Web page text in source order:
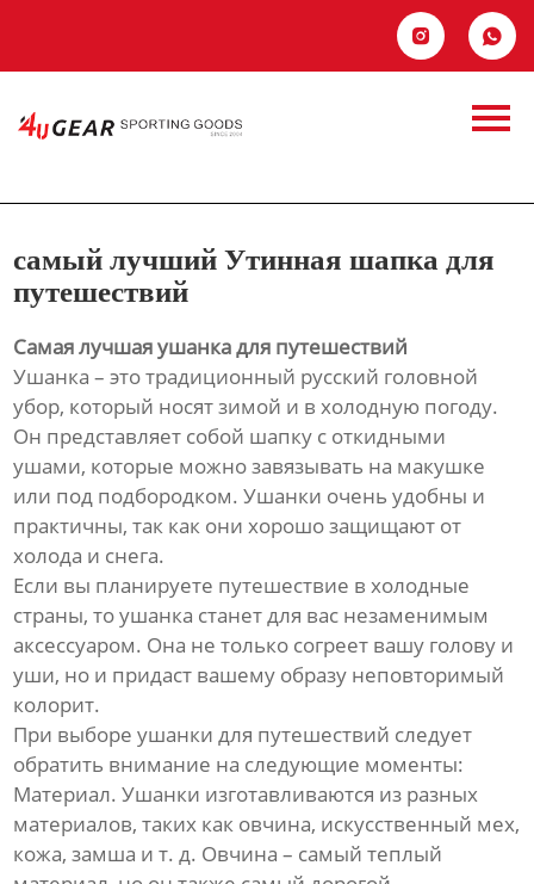
 
Контакты
самый лучший
Утинная шапка для
путешествий
самый лучший Утинная шапка для
путешествий
Самая лучшая ушанка для путешествий
Ушанка – это традиционный русский головной
убор, который носят зимой и в холодную погоду.
Он представляет собой шапку с откидными
ушами, которые можно завязывать на макушке
или под подбородком. Ушанки очень удобны и
практичны, так как они хорошо защищают от
холода и снега.
Если вы планируете путешествие в холодные
страны, то ушанка станет для вас незаменимым
аксессуаром. Она не только согреет вашу голову и
уши, но и придаст вашему образу неповторимый
колорит.
При выборе ушанки для путешествий следует
обратить внимание на следующие моменты:
Материал. Ушанки изготавливаются из разных
материалов, таких как овчина, искусственный мех,
кожа, замша и т. д. Овчина – самый теплый